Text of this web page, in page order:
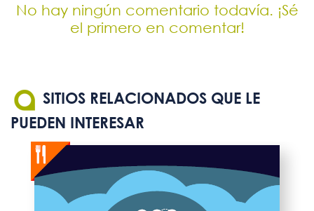
No hay ningún comentario todavía. ¡Sé
el primero en comentar!
SITIOS RELACIONADOS QUE LE
PUEDEN INTERESAR